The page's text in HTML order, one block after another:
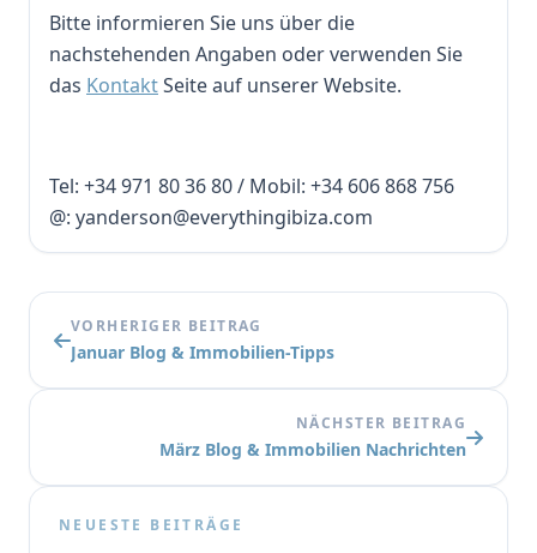
Bitte informieren Sie uns über die
nachstehenden Angaben oder verwenden Sie
das KontaktSeite auf unserer Website.
Tel: +34 971 80 36 80 / Mobil: +34 606 868 756
@: yanderson@everythingibiza.com
VORHERIGER BEITRAG
Januar Blog & Immobilien-Tipps
NÄCHSTER BEITRAG
März Blog & Immobilien Nachrichten
NEUESTE BEITRÄGE